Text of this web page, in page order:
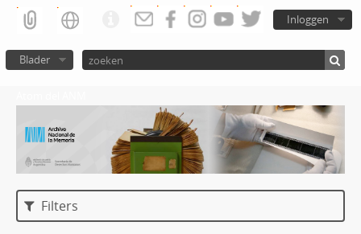
Inloggen
Blader
Filters